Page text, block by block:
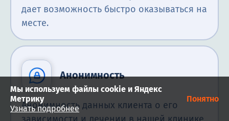
дает возможность быстро оказываться на
месте.
Анонимность
Анонимность данных клиента о его
Мы используем файлы cookie и Яндекс
Метрику
Узнать подробнее
Понятно